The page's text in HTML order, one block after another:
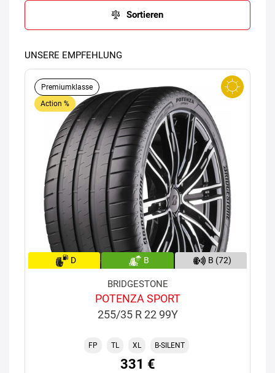
Sortieren
UNSERE EMPFEHLUNG
Premiumklasse
Action %
D B B (72)
BRIDGESTONE
POTENZA SPORT
255/35 R 22 99Y
FP TL XL B-SILENT
331 €